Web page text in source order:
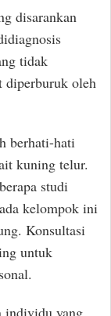
disarankan
tidak
diperburuk oleh
berhati-hati
kuning telur.
studi
kelompok ini
Konsultasi
untuk
individu yang